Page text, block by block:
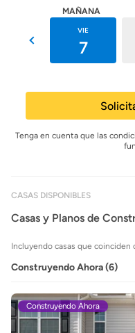
MAÑANA
VIE
7
Tenga en cuenta que las
CASAS DISPONIBLES
Casas y Planos de
Incluyendo casas que
Construyendo Ahora (6)
Construyendo Ahora